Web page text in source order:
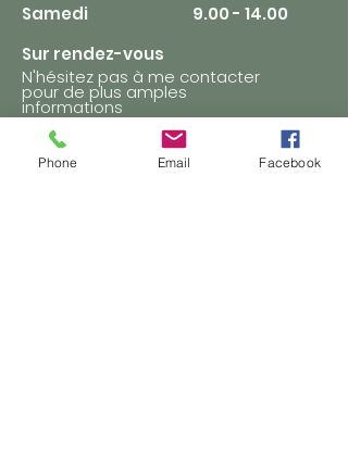
Samedi 9.00 - 14.00
Sur rendez-vous
N'hésitez pas à me contacter
pour de plus amples
informations
Phone Email Facebook